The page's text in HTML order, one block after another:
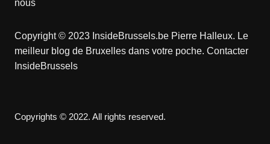
nous
Copyright © 2023 InsideBrussels.be Pierre Halleux. Le
meilleur blog de Bruxelles dans votre poche. Contacter
InsideBrussels
Copyrights © 2022. All rights reserved.